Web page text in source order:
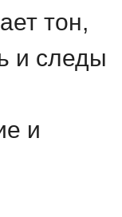
тон,
и следы
и